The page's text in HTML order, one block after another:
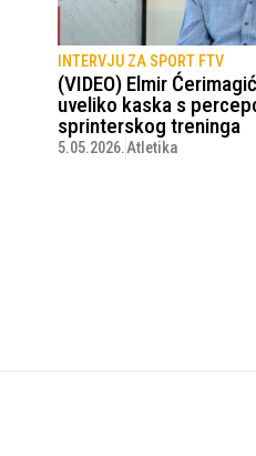
INTERVJU ZA SPORT FTV
(VIDEO) Elmir
uveliko kaska s
sprinterskog treninga
5.05.2026.Atletika